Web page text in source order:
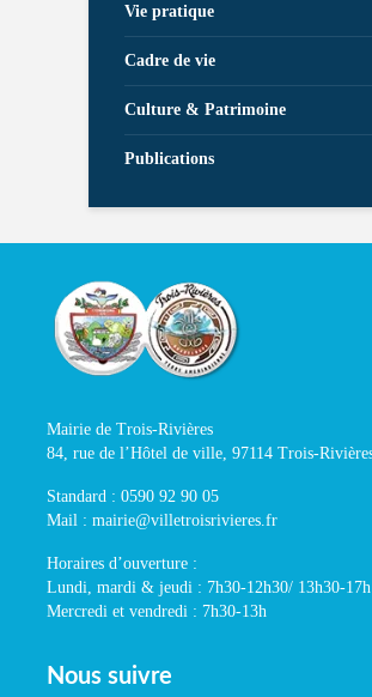
Vie pratique
Cadre de vie
Culture & Patrimoine
Publications
Mairie de Trois-Rivières
84, rue de l’Hôtel de ville, 97114 Trois-
Standard : 0590 92 90 05
Mail : mairie@villetroisrivieres.fr
Horaires d’ouverture :
Lundi, mardi & jeudi : 7h30-12h30/ 13h30-17h
Mercredi et vendredi : 7h30-13h
Nous suivre